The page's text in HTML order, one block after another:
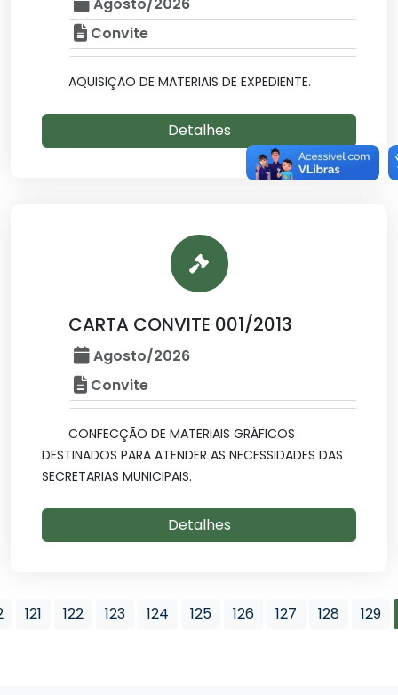
Convite
AQUISIÇÃO DE MATERIAIS DE EXPEDIENTE.
Detalhes
CARTA CONVITE 001/2013
Agosto/2026
Convite
CONFECÇÃO DE MATERIAIS GRÁFICOS
DESTINADOS PARA ATENDER AS NECESSIDADES DAS
SECRETARIAS MUNICIPAIS.
Detalhes
121 122 123 124 125 126 127 128 129